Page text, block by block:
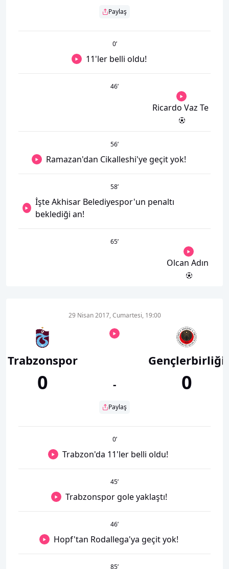
Paylaş
0’
11'ler belli oldu!
46’
Ricardo Vaz Te
56’
Ramazan'dan Cikalleshi'ye geçit yok!
58’
İşte Akhisar Belediyespor'un penaltı
beklediği an!
65’
Olcan Adın
Trabzonspor
0
29 Nisan 2017, Cumartesi, 19:00
-
Paylaş
Gençlerbirliği
0
0’
Trabzon'da 11'ler belli oldu!
45’
Trabzonspor gole yaklaştı!
46’
Hopf'tan Rodallega'ya geçit yok!
85’